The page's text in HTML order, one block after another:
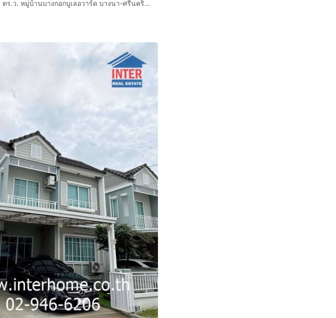
บ้านเดี่ยว 2 ชั้น 80.3 ตร.ว. หมู่บ้านบางกอกบูเลอวาร์ด บางนา-ศรีนครินทร์ ใกล้เมกาบางนา และโรงเรียนนานาชาติสิงคโปร์สุวรรณภูมิ